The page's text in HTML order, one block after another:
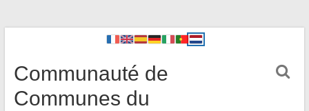
Communauté de
Communes du